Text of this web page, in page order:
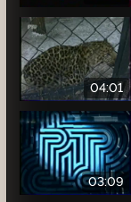
04:01
03:09